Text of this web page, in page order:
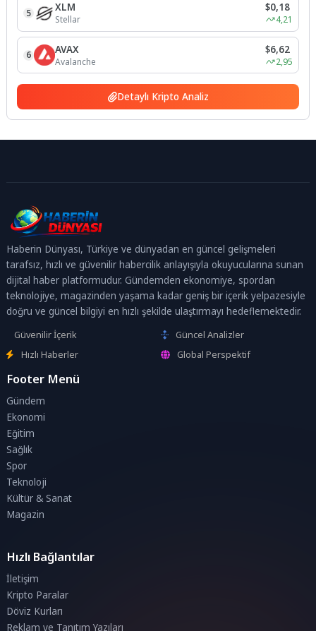
5 XLM
Stellar
$0,18
4,21
6 AVAX
Avalanche
$6,62
2,95
Detaylı Kripto Analiz
Haberin Dünyası, Türkiye ve dünyadan en güncel gelişmeleri
tarafsız, hızlı ve güvenilir habercilik anlayışıyla okuyucularına sunan
dijital haber platformudur. Gündemden ekonomiye, spordan
teknolojiye, magazinden yaşama kadar geniş bir içerik yelpazesiyle
doğru ve güncel bilgiyi en hızlı şekilde ulaştırmayı hedeflemektedir.
Güvenilir İçerik
Güncel Analizler
Hızlı Haberler
Global Perspektif
Footer Menü
Gündem
Ekonomi
Eğitim
Sağlık
Spor
Teknoloji
Kültür & Sanat
Magazin
Hızlı Bağlantılar
İletişim
Kripto Paralar
Döviz Kurları
Reklam ve Tanıtım Yazıları